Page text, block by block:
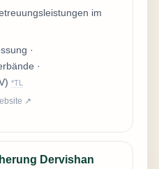
im
·
·
*TL
↗
Dervishan